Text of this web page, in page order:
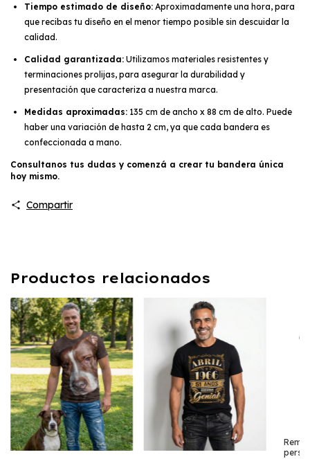
Tiempo estimado de diseño: Aproximadamente una hora, para
que recibas tu diseño en el menor tiempo posible sin descuidar la
calidad.
Calidad garantizada: Utilizamos materiales resistentes y
terminaciones prolijas, para asegurar la durabilidad y
presentación que caracteriza a nuestra marca.
Medidas aproximadas: 135 cm de ancho x 88 cm de alto. Puede
haber una variación de hasta 2 cm, ya que cada bandera es
confeccionada a mano.
Consultanos tus dudas y comenzá a crear tu bandera única
hoy mismo.
Compartir
Productos relacionados